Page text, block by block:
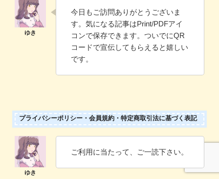
今日もご訪問ありがとうございま
す。気になる記事はPrint/PDFアイ
コンで保存できます。ついでにQR
コードで宣伝してもらえると嬉しい
です。
プライバシーポリシー・会員規約・特定商取引法に基づく表記
ご利用に当たって、ご一読下さい。